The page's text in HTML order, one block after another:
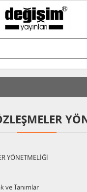
YÖNETMELİĞİ
ve Tanımlar